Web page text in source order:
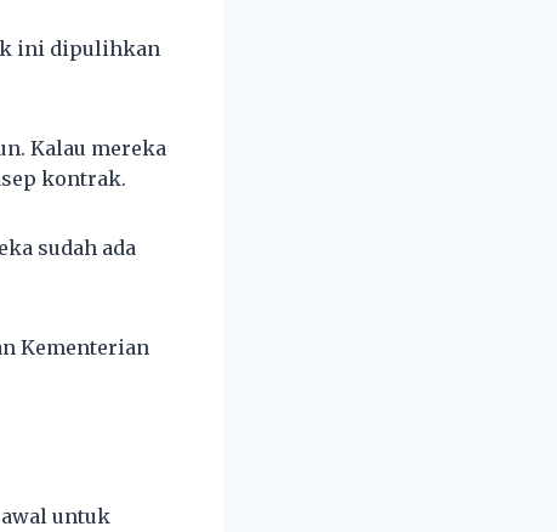
ini dipulihkan
Kalau mereka
kontrak.
sudah ada
Kementerian
untuk